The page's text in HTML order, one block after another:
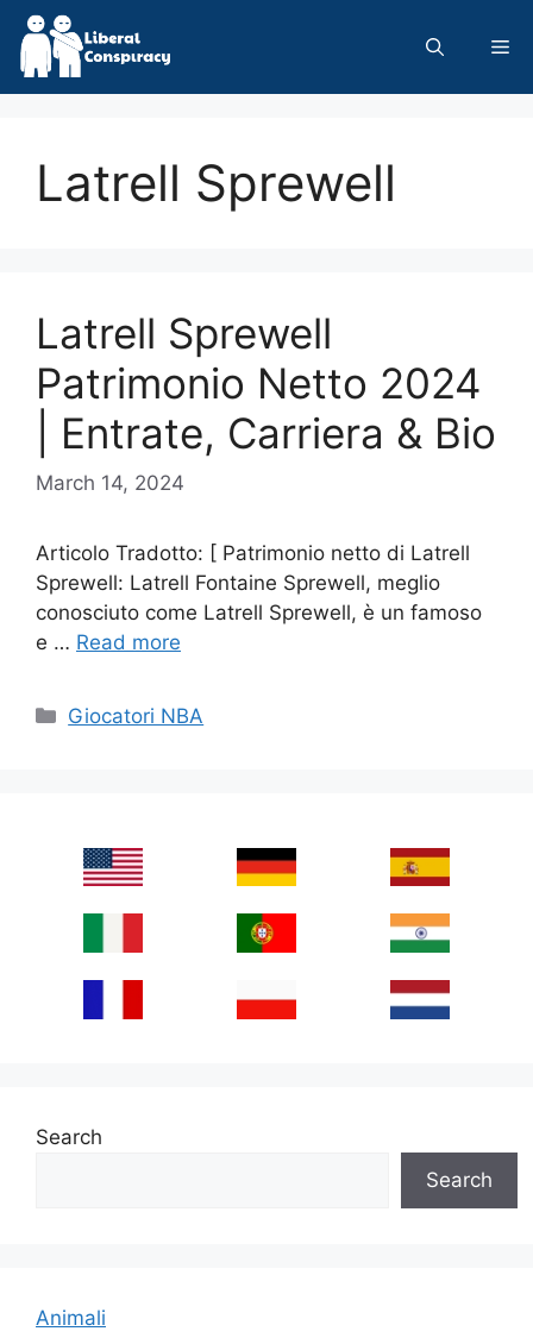
Skip
content
Latrell Sprewell
Latrell Sprewell
Patrimonio Netto 2024
| Entrate, Carriera & Bio
March 14, 2024
Articolo Tradotto: [ Patrimonio netto di Latrell
Sprewell: Latrell Fontaine Sprewell, meglio
conosciuto come Latrell Sprewell, è un famoso
e … Read more
Categories
Giocatori NBA
Search
Search
Animali